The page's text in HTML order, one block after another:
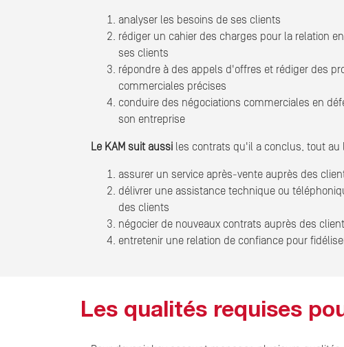
analyser les besoins de ses clients
rédiger un cahier des charges pour la relation
ses clients
répondre à des appels d'offres et rédiger des
commerciales précises
conduire des négociations commerciales en
son entreprise
Le KAM suit aussi les contrats qu'il a conclus, tout au
assurer un service après-vente auprès des
délivrer une assistance technique ou
des clients
négocier de nouveaux contrats auprès des
entretenir une relation de confiance pour
Les qualités requises